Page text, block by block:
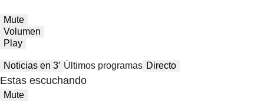
Mute
Volumen
Play
Noticias en 3′ Últimos programas Directo
Estas escuchando
Mute